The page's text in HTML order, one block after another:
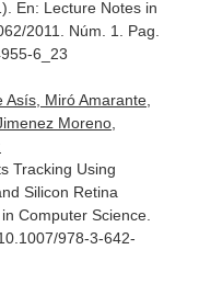
En: Lecture Notes in
2011. Núm. 1. Pag.
6_23
Miró Amarante,
Moreno,
Tracking Using
Silicon Retina
Computer Science.
978-3-642-